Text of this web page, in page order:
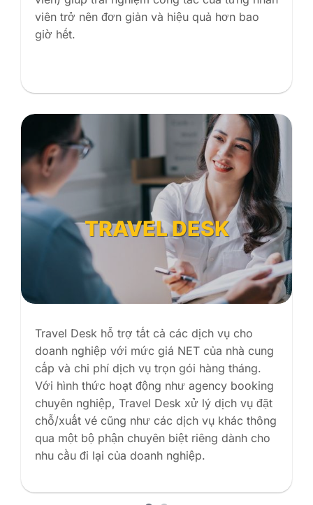
viên trở nên đơn giản và hiệu quả hơn bao
giờ hết.
TRAVEL DESK
Travel Desk hỗ trợ tất cả các dịch vụ cho
doanh nghiệp với mức giá NET của nhà cung
cấp và chi phí dịch vụ trọn gói hàng tháng.
Với hình thức hoạt động như agency booking
chuyên nghiệp, Travel Desk xử lý dịch vụ đặt
chỗ/xuất vé cũng như các dịch vụ khác thông
qua một bộ phận chuyên biệt riêng dành cho
nhu cầu đi lại của doanh nghiệp.